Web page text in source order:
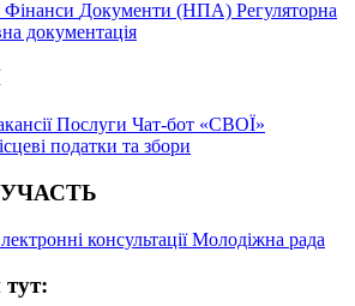
Фінанси Документи (НПА) Регуляторна
документація
Послуги Чат-бот «СВОЇ»
податки та збори
консультаціїМолодіжна рада